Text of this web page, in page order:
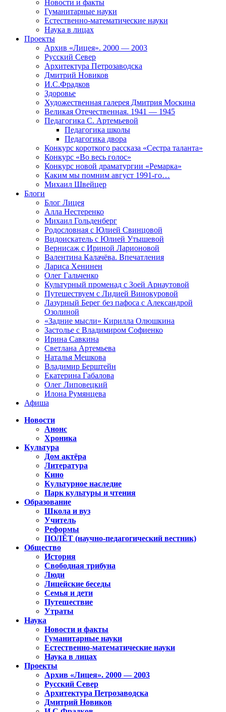
Новости и факты
Гуманитарные науки
Естественно-математические науки
Наука в лицах
Проекты
Архив «Лицея». 2000 — 2003
Русский Север
Архитектура Петрозаводска
Дмитрий Новиков
И.С.Фрадков
Здоровье
Художественная галерея Дмитрия Москина
Великая Отечественная. 1941 — 1945
Педагогика С. Артемьевой
Педагогика школы
Педагогика двора
Конкурс короткого рассказа «Сестра таланта»
Конкурс «Во весь голос»
Конкурс новой драматургии «Ремарка»
Каким мы помним август 1991-го…
Михаил Швейцер
Блоги
Блог Лицея
Алла Нестеренко
Михаил Гольденберг
Родословная с Юлией Свинцовой
Видоискатель с Юлией Утышевой
Вернисаж с Ириной Ларионовой
Валентина Калачёва. Впечатления
Лариса Хенинен
Олег Гальченко
Культурный променад с Зоей Арнаутовой
Путешествуем с Лидией Винокуровой
Лазурный Берег без пафоса с Александрой
Озолиной
«Задние мысли» Кирилла Олюшкина
Застолье с Владимиром Софиенко
Ирина Савкина
Светлана Артемьева
Наталья Мешкова
Владимир Берштейн
Екатерина Габалова
Олег Липовецкий
Илона Румянцева
Афиша
Новости
Анонс
Хроника
Культура
Дом актёра
Литература
Кино
Культурное наследие
Парк культуры и чтения
Образование
Школа и вуз
Учитель
Реформы
ПОЛЁТ (научно-педагогический вестник)
Общество
История
Свободная трибуна
Люди
Лицейские беседы
Семья и дети
Путешествие
Утраты
Наука
Новости и факты
Гуманитарные науки
Естественно-математические науки
Наука в лицах
Проекты
Архив «Лицея». 2000 — 2003
Русский Север
Архитектура Петрозаводска
Дмитрий Новиков